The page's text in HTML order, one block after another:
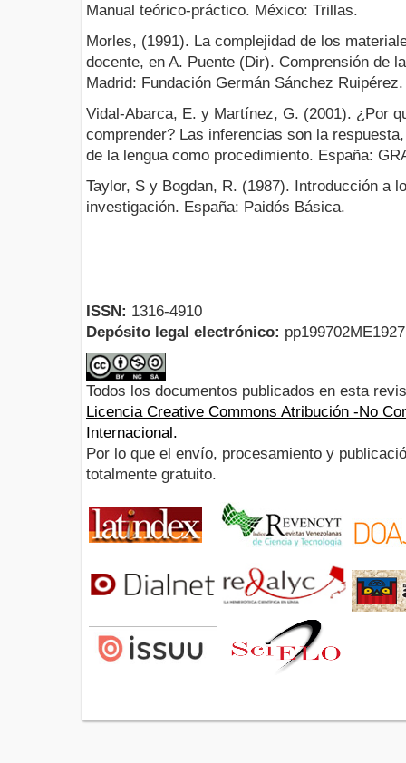
Manual teórico-práctico. México: Trillas.
Morles, (1991). La complejidad de los
docente, en A. Puente (Dir). Comprensión de
Madrid: Fundación Germán Sánchez Ruipérez.
Vidal-Abarca, E. y Martínez, G. (2001). ¿Por
comprender? Las inferencias son la
de la lengua como procedimiento. España:
Taylor, S y Bogdan, R. (1987). Introducción a
investigación. España: Paidós Básica.
ISSN: 1316-4910
Depósito legal electrónico:
Todos los documentos publicados en esta
Licencia Creative Commons Atribución -No
Internacional.
Por lo que el envío, procesamiento y
totalmente gratuito.